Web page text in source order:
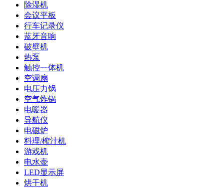
除湿机
会议平板
行车记录仪
蓝牙音响
破壁机
热泵
触控一体机
空调扇
电压力锅
空气炸锅
电暖器
导航仪
电磁炉
料理/榨汁机
游戏机
电水壶
LED显示屏
烘干机